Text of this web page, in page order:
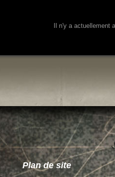
Il n'y a actuellement
Plan de site